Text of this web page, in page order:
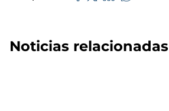
Noticias relacionadas